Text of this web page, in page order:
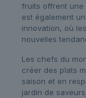
fruits offrent une
est également
innovation, où
nouvelles
Les chefs du
créer des plats
saison et en
jardin de